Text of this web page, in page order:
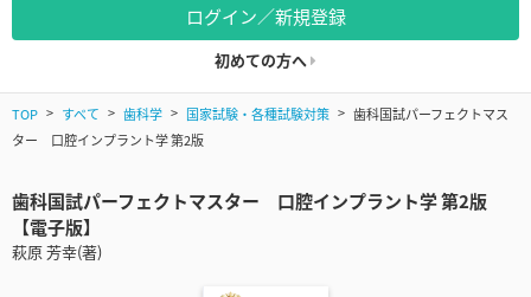
ログイン／新規登録
初めての方へ
TOP すべて 歯科学 国家試験・各種試験対策
歯科国試パーフェクトマス
ター 口腔インプラント学 第2版
歯科国試パーフェクトマスター 口腔インプラント学 第2版
【電子版】
萩原 芳幸(著)